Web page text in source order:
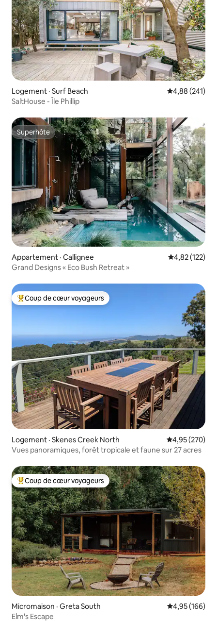
Logement · Surf Beach Note
4,88 (241)
SaltHouse - Île Phillip
Superhôte
Superhôte
Appartement · Callignee Note
4,82 (122)
Grand Designs « Eco Bush Retreat »
Coup de cœur voyageurs parmi les plus aimés
Coup de cœur voyageurs
Logement · Skenes Creek North Note
4,95 (270)
Vues panoramiques, forêt tropicale et faune sur 27 acres
Coup de cœur voyageurs parmi les plus aimés
Coup de cœur voyageurs
Micromaison · Greta South Note
4,95 (166)
Elm's Escape